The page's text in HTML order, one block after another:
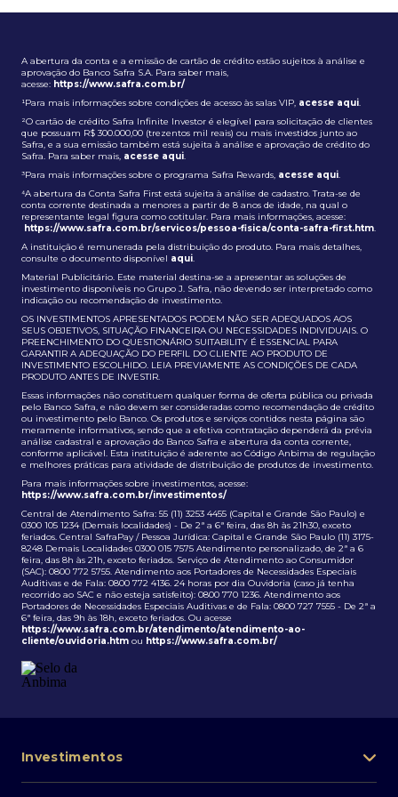
A abertura da conta e a emissão de cartão de crédito estão sujeitos à análise e
aprovação do Banco Safra S.A. Para saber mais,
acesse: https://www.safra.com.br/
¹Para mais informações sobre condições de acesso às salas VIP, acesse aqui.
²O cartão de crédito Safra Infinite Investor é elegível para solicitação de clientes
que possuam R$ 300.000,00 (trezentos mil reais) ou mais investidos junto ao
Safra, e a sua emissão também está sujeita à análise e aprovação de crédito do
Safra. Para saber mais, acesse aqui.
³Para mais informações sobre o programa Safra Rewards, acesse aqui.
⁴A abertura da Conta Safra First está sujeita à análise de cadastro. Trata-se de
conta corrente destinada a menores a partir de 8 anos de idade, na qual o
representante legal figura como cotitular. Para mais informações, acesse:
https://www.safra.com.br/servicos/pessoa-fisica/conta-safra-first.htm.
A instituição é remunerada pela distribuição do produto. Para mais detalhes,
consulte o documento disponível aqui.
Material Publicitário. Este material destina-se a apresentar as soluções de
investimento disponíveis no Grupo J. Safra, não devendo ser interpretado como
indicação ou recomendação de investimento.
OS INVESTIMENTOS APRESENTADOS PODEM NÃO SER ADEQUADOS AOS
SEUS OBJETIVOS, SITUAÇÃO FINANCEIRA OU NECESSIDADES INDIVIDUAIS. O
PREENCHIMENTO DO QUESTIONÁRIO SUITABILITY É ESSENCIAL PARA
GARANTIR A ADEQUAÇÃO DO PERFIL DO CLIENTE AO PRODUTO DE
INVESTIMENTO ESCOLHIDO. LEIA PREVIAMENTE AS CONDIÇÕES DE CADA
PRODUTO ANTES DE INVESTIR.
Essas informações não constituem qualquer forma de oferta pública ou privada
pelo Banco Safra, e não devem ser consideradas como recomendação de crédito
ou investimento pelo Banco. Os produtos e serviços contidos nesta página são
meramente informativos, sendo que a efetiva contratação dependerá da prévia
análise cadastral e aprovação do Banco Safra e abertura da conta corrente,
conforme aplicável. Esta instituição é aderente ao Código Anbima de regulação
e melhores práticas para atividade de distribuição de produtos de investimento.
Para mais informações sobre investimentos, acesse:
https://www.safra.com.br/investimentos/
Central de Atendimento Safra: 55 (11) 3253 4455 (Capital e Grande São Paulo) e
0300 105 1234 (Demais localidades) - De 2ª a 6ª feira, das 8h às 21h30, exceto
feriados. Central SafraPay / Pessoa Jurídica: Capital e Grande São Paulo (11) 3175-
8248 Demais Localidades 0300 015 7575 Atendimento personalizado, de 2ª a 6
feira, das 8h às 21h, exceto feriados. Serviço de Atendimento ao Consumidor
(SAC): 0800 772 5755. Atendimento aos Portadores de Necessidades Especiais
Auditivas e de Fala: 0800 772 4136. 24 horas por dia Ouvidoria (caso já tenha
recorrido ao SAC e não esteja satisfeito): 0800 770 1236. Atendimento aos
Portadores de Necessidades Especiais Auditivas e de Fala: 0800 727 7555 - De 2ª a
6ª feira, das 9h às 18h, exceto feriados. Ou acesse
https://www.safra.com.br/atendimento/atendimento-ao-
cliente/ouvidoria.htm ou https://www.safra.com.br/
Investimentos